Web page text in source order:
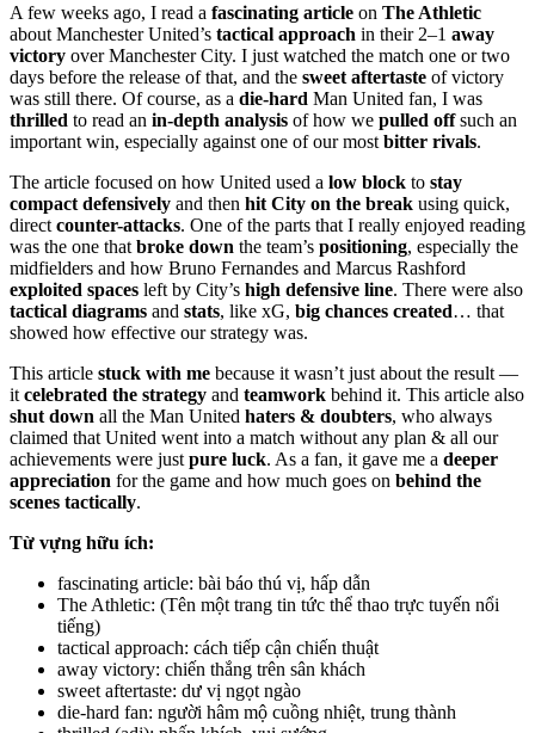
A few weeks ago, I read a fascinating article on The Athletic
about Manchester United’s tactical approach in their 2–1 away
victory over Manchester City. I just watched the match one or two
days before the release of that, and the sweet aftertaste of victory
was still there. Of course, as a die-hard Man United fan, I was
thrilled to read an in-depth analysis of how we pulled offsuch an
important win, especially against one of our most bitter rivals.
The article focused on how United used a low block to stay
compact defensively and then hit City on the break using quick,
direct counter-attacks. One of the parts that I really enjoyed reading
was the one that broke down the team’s positioning, especially the
midfielders and how Bruno Fernandes and Marcus Rashford
exploited spaces left by City’s high defensive line. There were also
tactical diagrams and stats, like xG, big chances created… that
showed how effective our strategy was.
This article stuck with me because it wasn’t just about the result —
it celebrated the strategy and teamwork behind it. This article also
shut down all the Man United haters & doubters, who always
claimed that United went into a match without any plan & all our
achievements were just pure luck. As a fan, it gave me a deeper
appreciation for the game and how much goes on behind the
scenes tactically.
Từ vựng hữu ích:
fascinating article: bài báo thú vị, hấp dẫn
The Athletic: (Tên một trang tin tức thể thao trực tuyến nổi
tiếng)
tactical approach: cách tiếp cận chiến thuật
away victory: chiến thắng trên sân khách
sweet aftertaste: dư vị ngọt ngào
die-hard fan: người hâm mộ cuồng nhiệt, trung thành